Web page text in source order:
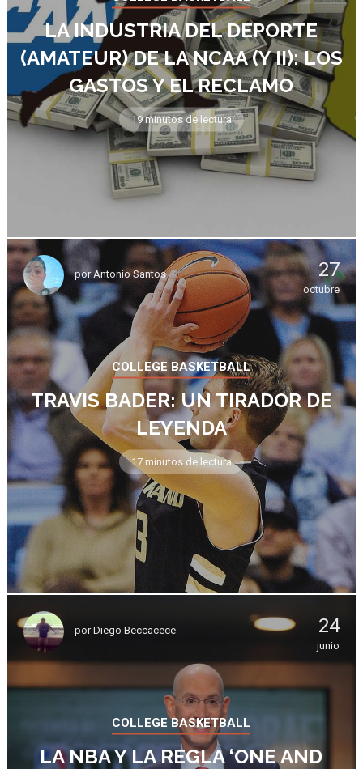
LA INDUSTRIA DEL DEPORTE
(AMATEUR) DE LA NCAA (Y II): LOS
GASTOS Y EL RECLAMO
19 minutos de lectura
porAntonio Santos 27
octubre
COLLEGE BASKETBALL
TRAVIS BADER: UN TIRADOR DE
LEYENDA
17 minutos de lectura
porDiego Beccacece 24
junio
COLLEGE BASKETBALL
LA NBA Y LA REGLA ‘ONE AND